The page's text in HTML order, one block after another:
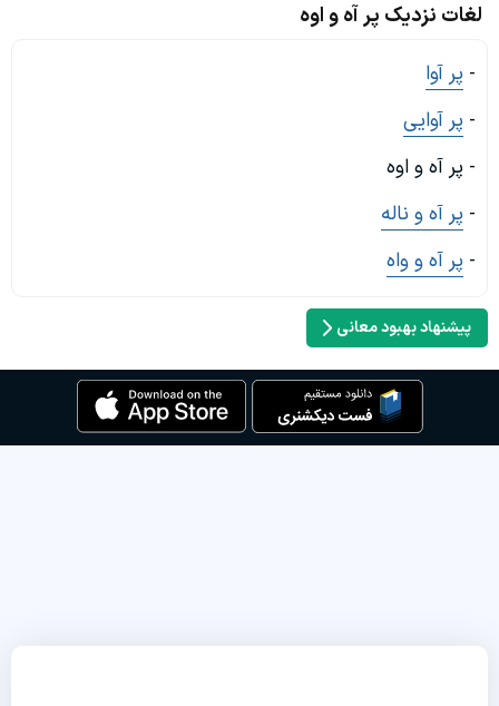
لغات نزدیک پر آه و اوه
- پر آوا
- پر آوایی
- پر آه و اوه
- پر آه و ناله
- پر آه و واه
پیشنهاد بهبود معانی